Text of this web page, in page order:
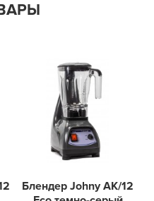
Блендер Johny AK/12